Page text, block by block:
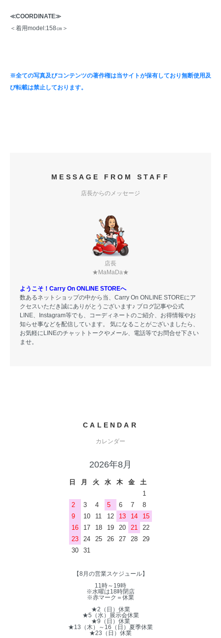
≪COORDINATE≫
＜着用model:158㎝＞
※全ての写真及びコンテンツの著作権は当サイトが保有しており無断使用及
び転載は禁止しております。
MESSAGE FROM STAFF
店長からのメッセージ
店長
★MaMaDa★
ようこそ！Carry On ONLINE STOREへ
数あるネットショップの中から当、Carry On ONLINE STOREにア
クセスいただき誠にありがとうございます♪ ブログ記事や公式
LINE、Instagram等でも、コーディネートのご紹介、お得情報やお
知らせ事などを配信しています。 気になることがございましたら、
お気軽にLINEのチャットトークやメール、電話等でお問合せ下さい
ませ。
CALENDAR
カレンダー
2026年8月
日 月 火 水 木 金
土
1
2
3 4 5 6 7
8
9
10 11 12 13 14
15
16
17 18 19 20 21
22
23
24 25 26 27 28
29
30
31
【8月の営業スケジュール】
11時～19時
※水曜は18時閉店
※赤マーク＝休業
★2（日）休業
★5（水）展示会休業
★9（日）休業
★13（木）～16（日）夏季休業
★23（日）休業